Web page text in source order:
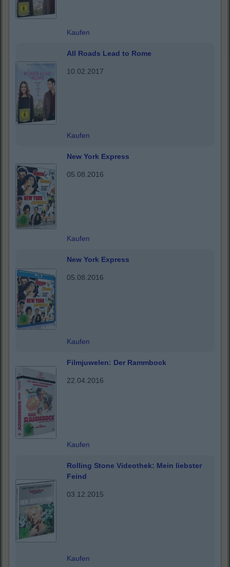
Kaufen
All Roads Lead to Rome
10.02.2017
Kaufen
New York Express
05.08.2016
Kaufen
New York Express
05.08.2016
Kaufen
Filmjuwelen: Der Rammbock
22.04.2016
Kaufen
Rolling Stone Videothek: Mein liebster
Feind
03.12.2015
Kaufen